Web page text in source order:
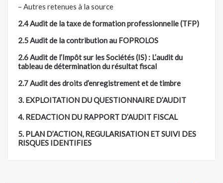
– Autres retenues à la source
2.4 Audit de la taxe de formation professionnelle (TFP)
2.5 Audit de la contribution au FOPROLOS
2.6 Audit de l’Impôt sur les Sociétés (IS) : L’audit du
tableau de détermination du résultat fiscal
2.7 Audit des droits d’enregistrement et de timbre
3. EXPLOITATION DU QUESTIONNAIRE D’AUDIT
4. REDACTION DU RAPPORT D’AUDIT FISCAL
5. PLAN D’ACTION, REGULARISATION ET SUIVI DES
RISQUES IDENTIFIES